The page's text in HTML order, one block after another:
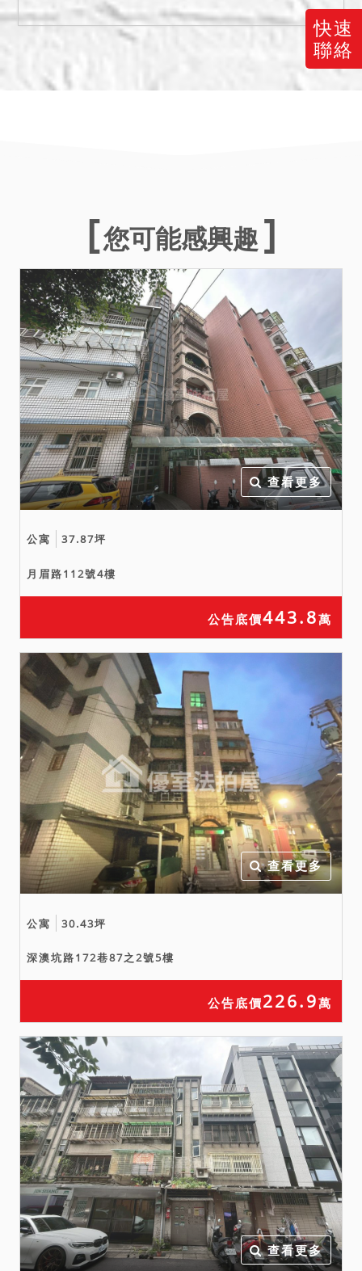
快速
聯絡
木。據警員查報，本件執行
標的無人居住使用，拍定後
之法律關係須由拍定人自
理，請應買人注意，拍定後
況除上揭拍賣公告揭示者
外，另有無其他足以影響交
易之特殊情事（例如：建物
內前有非自然死亡情事、海
砂屋、輻射屋、因地震受
創、因火災受損、或其他情
形），應買人於投標前應自
行查明，請應買人特別注
意。
備註
一、上開不動產4宗合併拍
賣，請投標人分別出價。
二、拍賣最低價額合計新台
幣：7,258,000元，以總價
您可能感興趣
查看更多
公寓 37.87坪
月眉路112號4樓
公告底價443.8萬
查看更多
公寓 30.43坪
深澳坑路172巷87之2號5樓
公告底價226.9萬
查看更多